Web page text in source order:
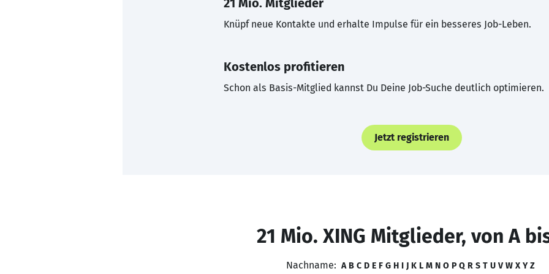
21 Mio. Mitglieder
Knüpf neue Kontakte und erhalte Impulse für ein besseres Job-Leben.
Kostenlos profitieren
Schon als Basis-Mitglied kannst Du Deine Job-Suche deutlich optimieren.
Jetzt registrieren
21 Mio. XING Mitglieder, von A
Nachname: A B C D E F G H I J K L M N O P Q R S T U V W X Y Z